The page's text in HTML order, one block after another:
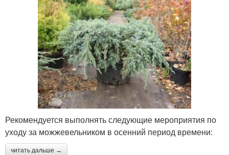
Рекомендуется выполнять следующие мероприятия по
уходу за можжевельником в осенний период времени:
читать дальше →